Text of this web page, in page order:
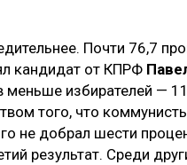
Почти 76,7
кандидат от КПРФ
меньше избирателей —
того, что
не добрал шести
результат. Среди